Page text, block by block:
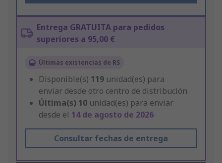
Entrega GRATUITA para pedidos
superiores a 95,00 €
Últimas existencias de RS
Disponible(s) 119 unidad(es) para
enviar desde otro centro de distribución
Última(s) 10 unidad(es) para enviar
desde el 14 de agosto de 2026
Consultar fechas de entrega